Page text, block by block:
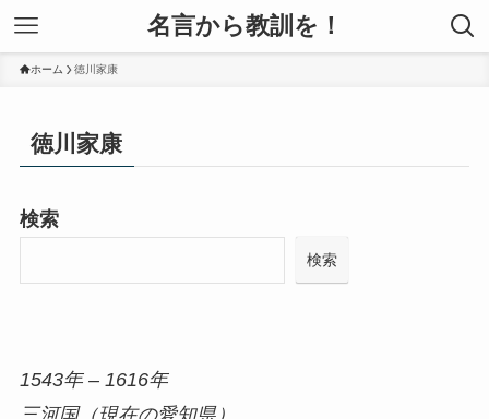
名言から教訓を！
ホーム 徳川家康
徳川家康
検索
検索
1543年 – 1616年
三河国（現在の愛知県）